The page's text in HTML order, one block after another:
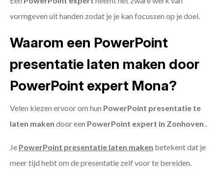
vormgeven uit handen zodat je je kan focussen op je doel.
Waarom een PowerPoint
presentatie laten maken door
PowerPoint expert Mona?
Velen kiezen ervoor om hun PowerPoint presentatie te
laten maken door een PowerPoint expert in Zonhoven .
Je PowerPoint presentatie laten maken betekent dat je
meer tijd hebt om de presentatie zelf voor te bereiden.